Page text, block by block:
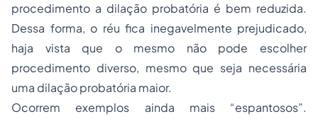
procedimento a dilação probatória é bem reduzida.
Dessa forma, o réu fica inegavelmente prejudicado,
haja vista que o mesmo não pode escolher
procedimento diverso, mesmo que seja necessária
uma dilação probatória maior.
Ocorrem exemplos ainda mais “espantosos”.